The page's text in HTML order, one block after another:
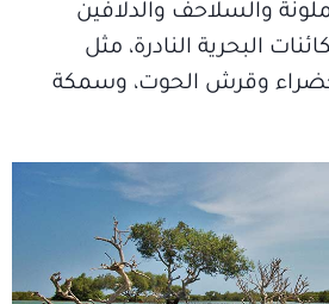
والسلاحف والدلافين
البحرية النادرة، مثل
وقرش الحوت، وسمكة